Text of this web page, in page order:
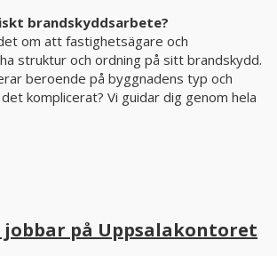
brandskyddsarbete?
om att fastighetsägare och
struktur och ordning på sitt brandskydd.
beroende på byggnadens typ och
komplicerat? Vi guidar dig genom hela
jobbar på Uppsalakontoret